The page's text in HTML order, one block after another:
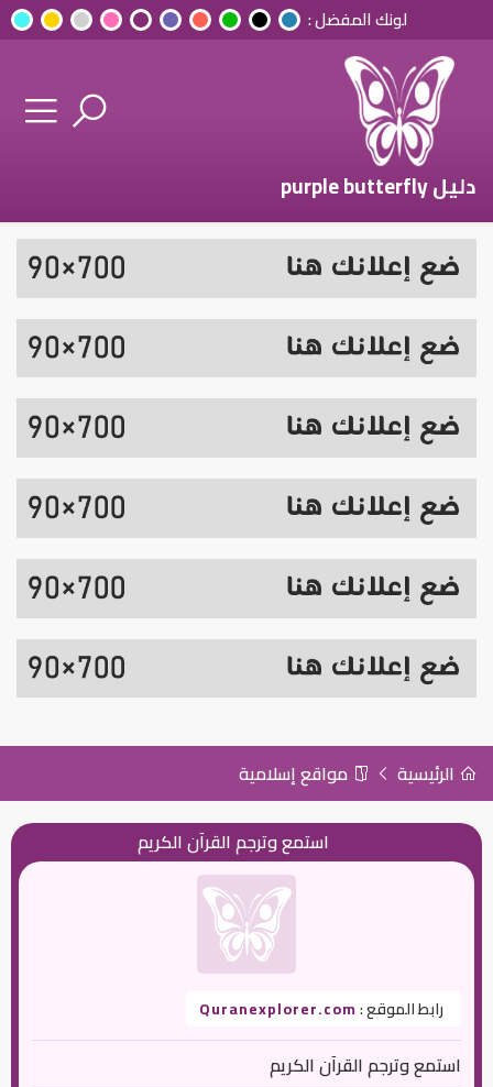
لونك المفضل :
دليل purple butterfly
الرئيسية مواقع إسلامية
استمع وترجم القرآن الكريم
رابط الموقع :Quranexplorer.com
استمع وترجم القرآن الكريم